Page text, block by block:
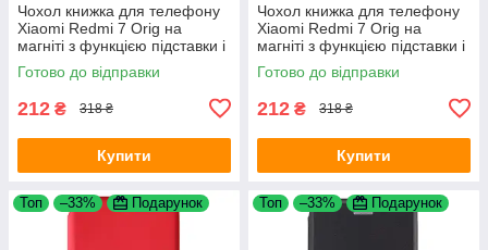
Чохол книжка для телефону
Xiaomi Redmi 7 Orig на
магніті з функцією підставки і
кишенею для карт Grey 4you
Готово до відправки
212 ₴ 318 ₴
Купити
Чохол книжка для телефону
Xiaomi Redmi 7 Orig на
магніті з функцією підставки і
кишенею для карт Black 4you
Готово до відправки
212 ₴ 318 ₴
Купити
Топ –33% Подарунок Топ –33% Подарунок